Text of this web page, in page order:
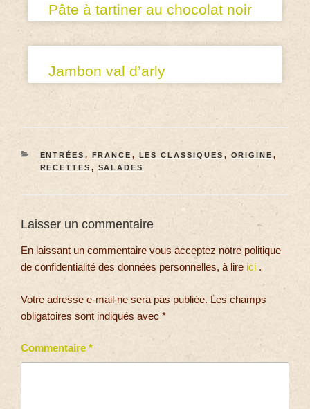
Pâte à tartiner au chocolat noir
Jambon val d’arly
ENTRÉES , FRANCE , LES CLASSIQUES , ORIGINE,
RECETTES , SALADES
Laisser un commentaire
En laissant un commentaire vous acceptez notre politique
de confidentialité des données personnelles, à lire ici .
Votre adresse e-mail ne sera pas publiée. Les champs
obligatoires sont indiqués avec *
Commentaire *